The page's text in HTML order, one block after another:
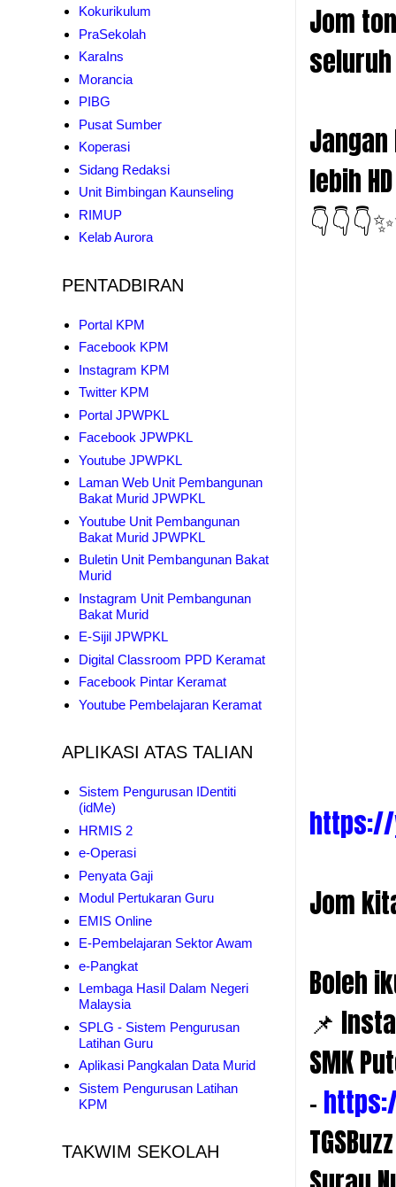
Jom
seluruh
lebih HD
https://
Jom
Boleh
📌
SMK
-
Kokurikulum
PraSekolah
KaraIns
Morancia
PIBG
Pusat Sumber
Koperasi
Sidang Redaksi
Unit Bimbingan Kaunseling
RIMUP
Kelab Aurora
PENTADBIRAN
Portal KPM
Facebook KPM
Instagram KPM
Twitter KPM
Portal JPWPKL
Facebook JPWPKL
Youtube JPWPKL
Laman Web Unit Pembangunan
Bakat Murid JPWPKL
Youtube Unit Pembangunan
Bakat Murid JPWPKL
Buletin Unit Pembangunan Bakat
Murid
Instagram Unit Pembangunan
Bakat Murid
E-Sijil JPWPKL
Digital Classroom PPD Keramat
Facebook Pintar Keramat
Youtube Pembelajaran Keramat
APLIKASI ATAS TALIAN
Sistem Pengurusan IDentiti
(idMe)
HRMIS 2
e-Operasi
Penyata Gaji
Modul Pertukaran Guru
EMIS Online
E-Pembelajaran Sektor Awam
e-Pangkat
Lembaga Hasil Dalam Negeri
Malaysia
SPLG - Sistem Pengurusan
Latihan Guru
Aplikasi Pangkalan Data Murid
Sistem Pengurusan Latihan
KPM
TAKWIM SEKOLAH